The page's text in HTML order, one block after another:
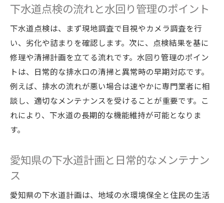
下水道点検の流れと水回り管理のポイント
下水道点検は、まず現地調査で目視やカメラ調査を行
い、劣化や詰まりを確認します。次に、点検結果を基に
修理や清掃計画を立てる流れです。水回り管理のポイン
トは、日常的な排水口の清掃と異常時の早期対応です。
例えば、排水の流れが悪い場合は速やかに専門業者に相
談し、適切なメンテナンスを受けることが重要です。こ
れにより、下水道の長期的な機能維持が可能となりま
す。
愛知県の下水道計画と日常的なメンテナン
ス
愛知県の下水道計画は、地域の水環境保全と住民の生活